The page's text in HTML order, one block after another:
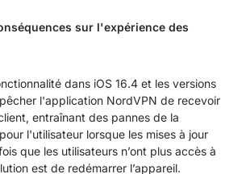
sur l'expérience des
dans iOS 16.4 et les versions
l'application NordVPN de recevoir
entraînant des pannes de la
l'utilisateur lorsque les mises à jour
que les utilisateurs n’ont plus accès à
est de redémarrer l’appareil.